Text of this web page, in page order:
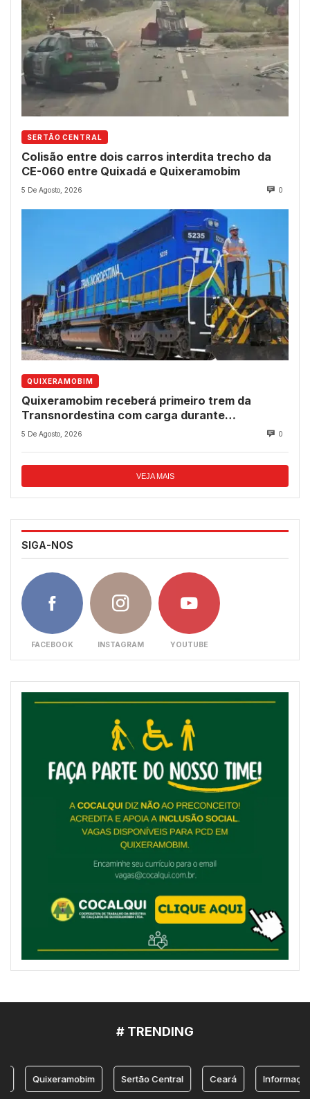
SERTÃO CENTRAL
Colisão entre dois carros interdita trecho da
CE-060 entre Quixadá e Quixeramobim
5 De Agosto, 2026 0
QUIXERAMOBIM
Quixeramobim receberá primeiro trem da
Transnordestina com carga durante
programação de aniversário do município
5 De Agosto, 2026 0
VEJA MAIS
SIGA-NOS
FACEBOOK INSTAGRAM YOUTUBE
# TRENDING
Quixeramobim Sertão Central Ceará Informação